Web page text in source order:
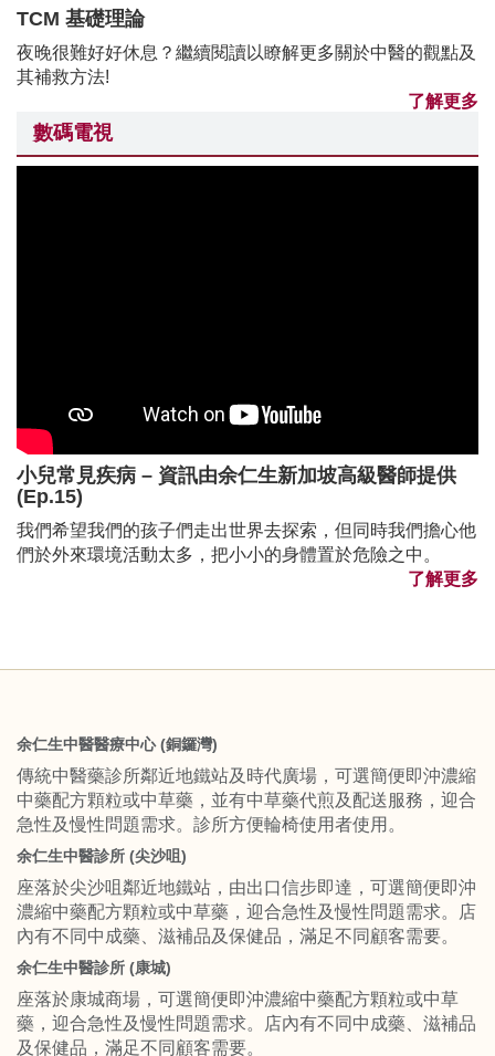
TCM 基礎理論
夜晚很難好好休息？繼續閱讀以瞭解更多關於中醫的觀點及
其補救方法!
了解更多
數碼電視
小兒常見疾病 – 資訊由余仁生新加坡高級醫師提供
(Ep.15)
我們希望我們的孩子們走出世界去探索，但同時我們擔心他
們於外來環境活動太多，把小小的身體置於危險之中。
了解更多
余仁生中醫醫療中心 (銅鑼灣)
傳統中醫藥診所鄰近地鐵站及時代廣場，可選簡便即沖濃縮
中藥配方顆粒或中草藥，並有中草藥代煎及配送服務，迎合
急性及慢性問題需求。診所方便輪椅使用者使用。
余仁生中醫診所 (尖沙咀)
座落於尖沙咀鄰近地鐵站，由出口信步即達，可選簡便即沖
濃縮中藥配方顆粒或中草藥，迎合急性及慢性問題需求。店
內有不同中成藥、滋補品及保健品，滿足不同顧客需要。
余仁生中醫診所 (康城)
座落於康城商場，可選簡便即沖濃縮中藥配方顆粒或中草
藥，迎合急性及慢性問題需求。店內有不同中成藥、滋補品
及保健品，滿足不同顧客需要。